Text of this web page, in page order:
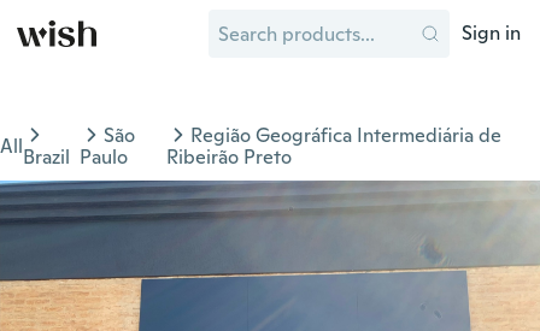
Sign in
AllBrazil
São
Paulo
Região Geográfica Intermediária de
Ribeirão Preto